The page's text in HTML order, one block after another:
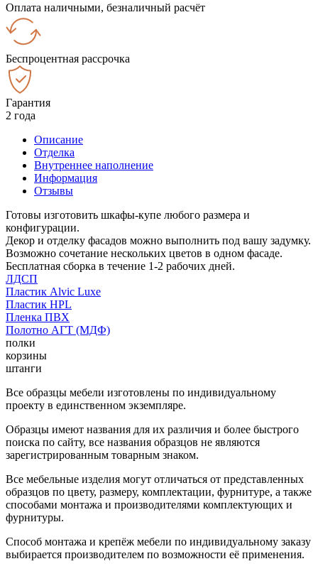
Оплата наличными, безналичный расчёт
Беспроцентная рассрочка
Гарантия
2 года
Описание
Отделка
Внутреннее наполнение
Информация
Отзывы
Готовы изготовить шкафы-купе любого размера и
конфигурации.
Декор и отделку фасадов можно выполнить под вашу задумку.
Возможно сочетание нескольких цветов в одном фасаде.
Бесплатная сборка в течение 1-2 рабочих дней.
ЛДСП
Пластик Alvic Luxe
Пластик HPL
Пленка ПВХ
Полотно АГТ (МДФ)
полки
корзины
штанги
Все образцы мебели изготовлены по индивидуальному
проекту в единственном экземпляре.
Образцы имеют названия для их различия и более быстрого
поиска по сайту, все названия образцов не являются
зарегистрированным товарным знаком.
Все мебельные изделия могут отличаться от представленных
образцов по цвету, размеру, комплектации, фурнитуре, а также
способами монтажа и производителями комплектующих и
фурнитуры.
Способ монтажа и крепёж мебели по индивидуальному заказу
выбирается производителем по возможности её применения.